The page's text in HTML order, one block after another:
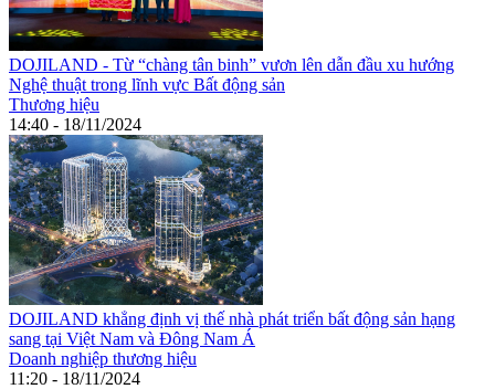
DOJILAND - Từ “chàng tân binh” vươn lên dẫn đầu xu hướng
Nghệ thuật trong lĩnh vực Bất động sản
Thương hiệu
14:40 - 18/11/2024
DOJILAND khẳng định vị thế nhà phát triển bất động sản hạng
sang tại Việt Nam và Đông Nam Á
Doanh nghiệp thương hiệu
11:20 - 18/11/2024